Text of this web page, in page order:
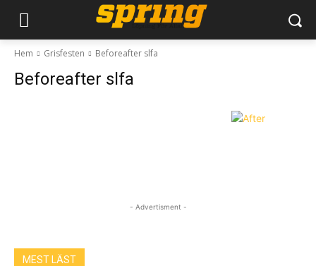
Hem Grisfesten Beforeafter slfa
Beforeafter slfa
- Advertisment -
MEST LÄST